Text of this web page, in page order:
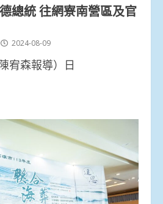
總統 往網寮南營區及官
2024-08-09
宥森報導）日